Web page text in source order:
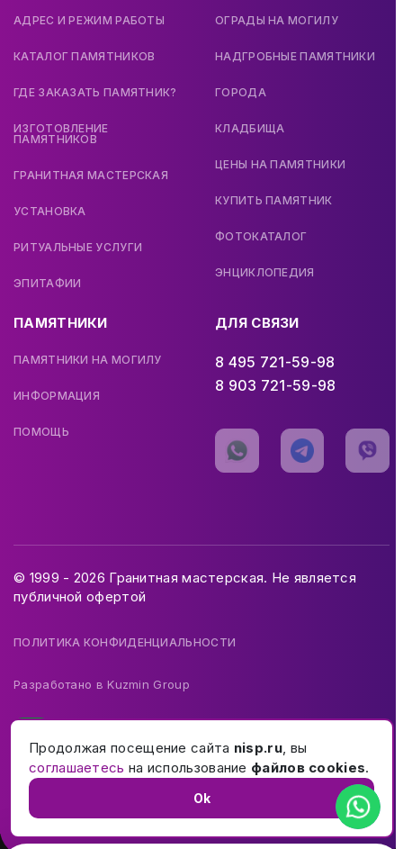
АДРЕС И РЕЖИМ РАБОТЫ
КАТАЛОГ ПАМЯТНИКОВ
ГДЕ ЗАКАЗАТЬ ПАМЯТНИК?
ИЗГОТОВЛЕНИЕ
ПАМЯТНИКОВ
ГРАНИТНАЯ МАСТЕРСКАЯ
УСТАНОВКА
РИТУАЛЬНЫЕ УСЛУГИ
ЭПИТАФИИ
ОГРАДЫ НА МОГИЛУ
НАДГРОБНЫЕ ПАМЯТНИКИ
ГОРОДА
КЛАДБИЩА
ЦЕНЫ НА ПАМЯТНИКИ
КУПИТЬ ПАМЯТНИК
ФОТОКАТАЛОГ
ЭНЦИКЛОПЕДИЯ
ПАМЯТНИКИ
ПАМЯТНИКИ НА МОГИЛУ
ИНФОРМАЦИЯ
ПОМОЩЬ
ДЛЯ СВЯЗИ
8 495 721-59-98
8 903 721-59-98
© 1999 - 2026 Гранитная мастерская. Не является
публичной офертой
ПОЛИТИКА КОНФИДЕНЦИАЛЬНОСТИ
Разработано вKuzmin Group
Продолжая посещение сайта nisp.ru, вы
соглашаетесь на использование файлов cookies.
Ok